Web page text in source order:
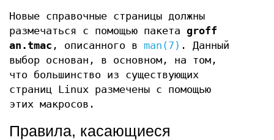
Новые справочные страницы должны
размечаться с помощью пакета groff
an.tmac , описанного в man(7) . Данный
выбор основан, в основном, на том,
что большинство из существующих
страниц Linux размечены с помощью
этих макросов.
Правила, касающиеся